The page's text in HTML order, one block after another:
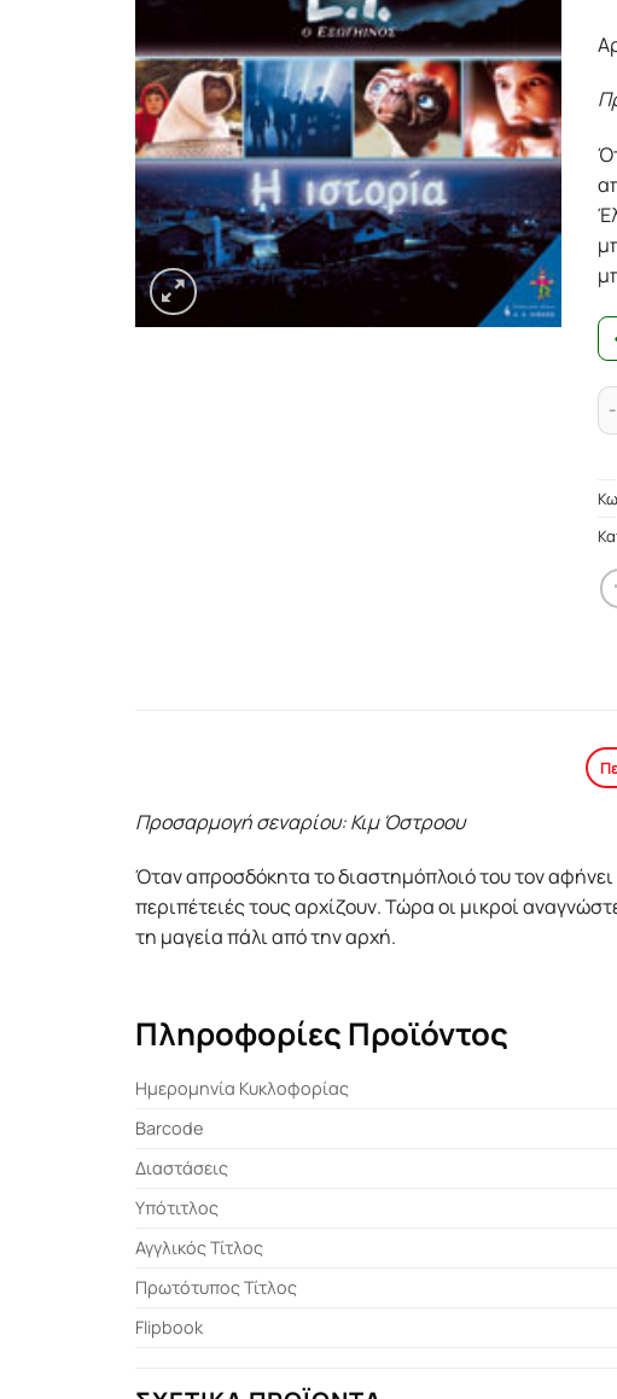
Προσαρμογή σεναρίου: Κιμ Όστροου
Όταν απροσδόκητα το διαστημόπλοιό του τον αφήνει
περιπέτειές τους αρχίζουν. Τώρα οι μικροί
τη μαγεία πάλι από την αρχή.
Πληροφορίες Προϊόντος
Ημερομηνία Κυκλοφορίας
Barcode
Διαστάσεις
Υπότιτλος
Αγγλικός Τίτλος
Πρωτότυπος Τίτλος
Flipbook